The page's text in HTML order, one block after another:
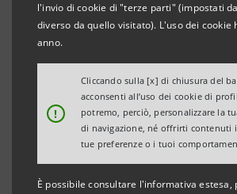
l'invio di cookie di "terze parti" (impostati
diverso da quello visitato). L'uso dei cookie
anno.
!
Cliccando sulla [x] di chiusura del
acconsenti all’uso dei cookie di
potremo, perciò, personalizzare la
di navigazione, né offrirti contenuti
tue preferenze o i tuoi
È possibile consultare l'informativa estesa,
SPORT
Alcione Milano: il
come motore di
inclusione e
giovanile